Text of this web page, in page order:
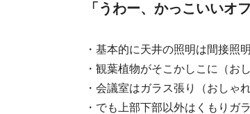
「うわー、かっこいいオ
・基本的に天井の照明は間接照
・観葉植物がそこかしこに（おし
・会議室はガラス張り（おしゃれ
・でも上部下部以外はくもりガ